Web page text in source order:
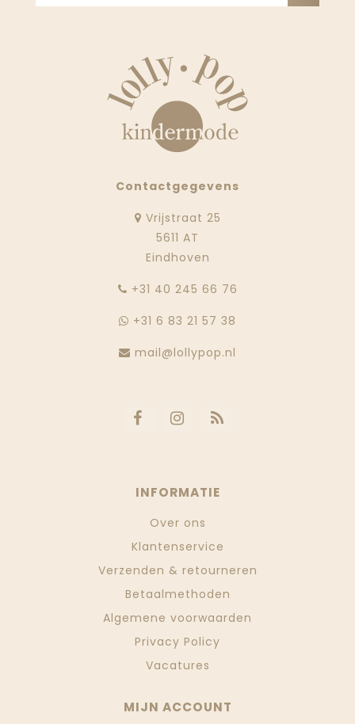
Contactgegevens
Vrijstraat 25
5611 AT
Eindhoven
‭+31 40 245 66 76
+31 6 83 21 57 38
mail@lollypop.nl
INFORMATIE
Over ons
Klantenservice
Verzenden & retourneren
Betaalmethoden
Algemene voorwaarden
Privacy Policy
Vacatures
MIJN ACCOUNT